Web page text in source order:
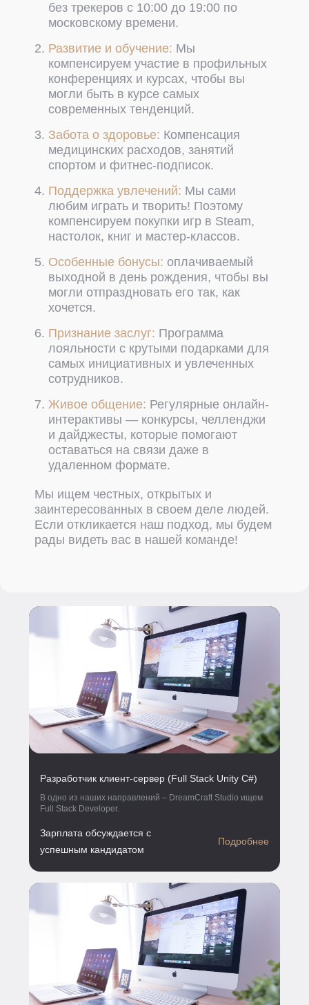
без трекеров с 10:00 до 19:00 по
московскому времени.
Развитие и обучение: Мы
компенсируем участие в профильных
конференциях и курсах, чтобы вы
могли быть в курсе самых
современных тенденций.
Забота о здоровье: Компенсация
медицинских расходов, занятий
спортом и фитнес-подписок.
Поддержка увлечений: Мы сами
любим играть и творить! Поэтому
компенсируем покупки игр в Steam,
настолок, книг и мастер-классов.
Особенные бонусы: оплачиваемый
выходной в день рождения, чтобы вы
могли отпраздновать его так, как
хочется.
Признание заслуг: Программа
лояльности с крутыми подарками для
самых инициативных и увлеченных
сотрудников.
Живое общение: Регулярные онлайн-
интерактивы — конкурсы, челленджи
и дайджесты, которые помогают
оставаться на связи даже в
удаленном формате.
Мы ищем честных, открытых и
заинтересованных в своем деле людей.
Если откликается наш подход, мы будем
рады видеть вас в нашей команде!
Разработчик клиент-сервер (Full Stack Unity С#)
В одно из наших направлений – DreamCraft Studio ищем
Full Stack Developer.
Зарплата обсуждается с
успешным кандидатом
Подробнее